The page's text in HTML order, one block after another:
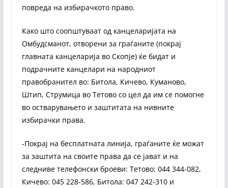
повреда на избирачкото право.
Како што соопштуваат од канцеларијата на
Омбудсманот, отворени за граѓаните (покрај
главната канцеларија во Скопје) ќе бидат и
подрачните канцелари на народниот
правобранител во: Битола, Кичево, Куманово,
Штип, Струмица во Тетово со цел да им се помогне
во остварувањето и заштитата на нивните
избирачки права.
-Покрај на бесплатната линија, граѓаните ќе можат
за заштита на своите права да се јават и на
следниве телефонски броеви: Тетово: 044 344-082,
Кичево: 045 228-586, Битола: 047 242-310 и